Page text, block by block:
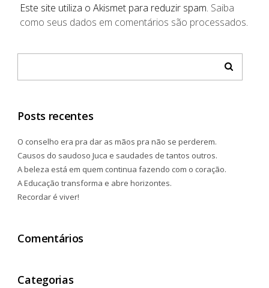
Este site utiliza o Akismet para reduzir spam. Saiba
como seus dados em comentários são processados.
Posts recentes
O conselho era pra dar as mãos pra não se perderem.
Causos do saudoso Juca e saudades de tantos outros.
A beleza está em quem continua fazendo com o coração.
A Educação transforma e abre horizontes.
Recordar é viver!
Comentários
Categorias